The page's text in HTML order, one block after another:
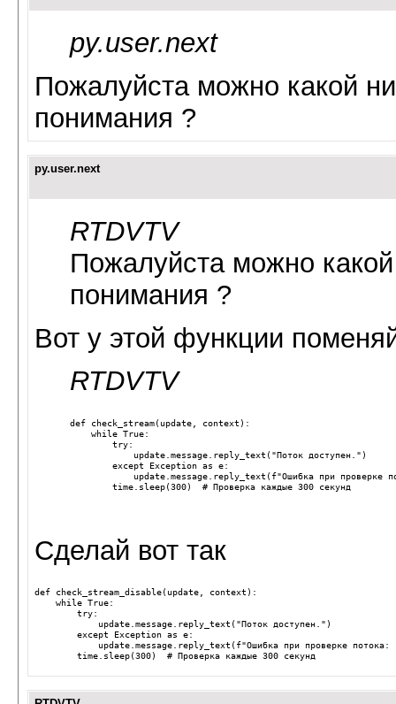
py.user.next
Пожалуйста можно какой
понимания ?
py.user.next
RTDVTV
Пожалуйста можно
понимания ?
Вот у этой функции
RTDVTV
def check_stream(update context ):
while True:
try:
update message reply_text ("Поток доступен." )
except
Exception as e:
update message reply_text (f"Ошибка при
time sleep(300) # Проверка каждые 300 секунд
Сделай вот так
def check_stream_disable(update context ):
while True:
try:
update message reply_text ("Поток доступен." )
except
Exception as e:
update message reply_text (f"Ошибка при проверке
time sleep(300) # Проверка каждые 300 секунд